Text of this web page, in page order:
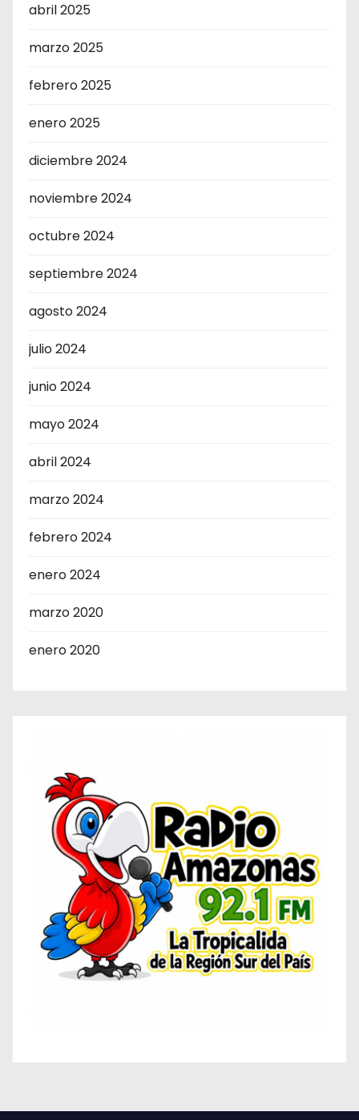
abril 2025
marzo 2025
febrero 2025
enero 2025
diciembre 2024
noviembre 2024
octubre 2024
septiembre 2024
agosto 2024
julio 2024
junio 2024
mayo 2024
abril 2024
marzo 2024
febrero 2024
enero 2024
marzo 2020
enero 2020